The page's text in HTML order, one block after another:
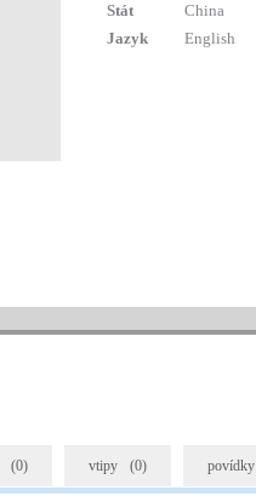
Stát
China
Jazyk
English
(0) vtipy (0) povídky